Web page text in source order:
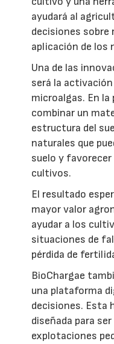
ayudará al
decisiones
aplicación de los
Una de las
será la
microalgas. En
combinar un
estructura del
naturales que
suelo y favorecer
cultivos.
El resultado
mayor valor
ayudar a los
situaciones de
pérdida de
BioChargae
una plataforma
decisiones. Esta
diseñada para
explotaciones